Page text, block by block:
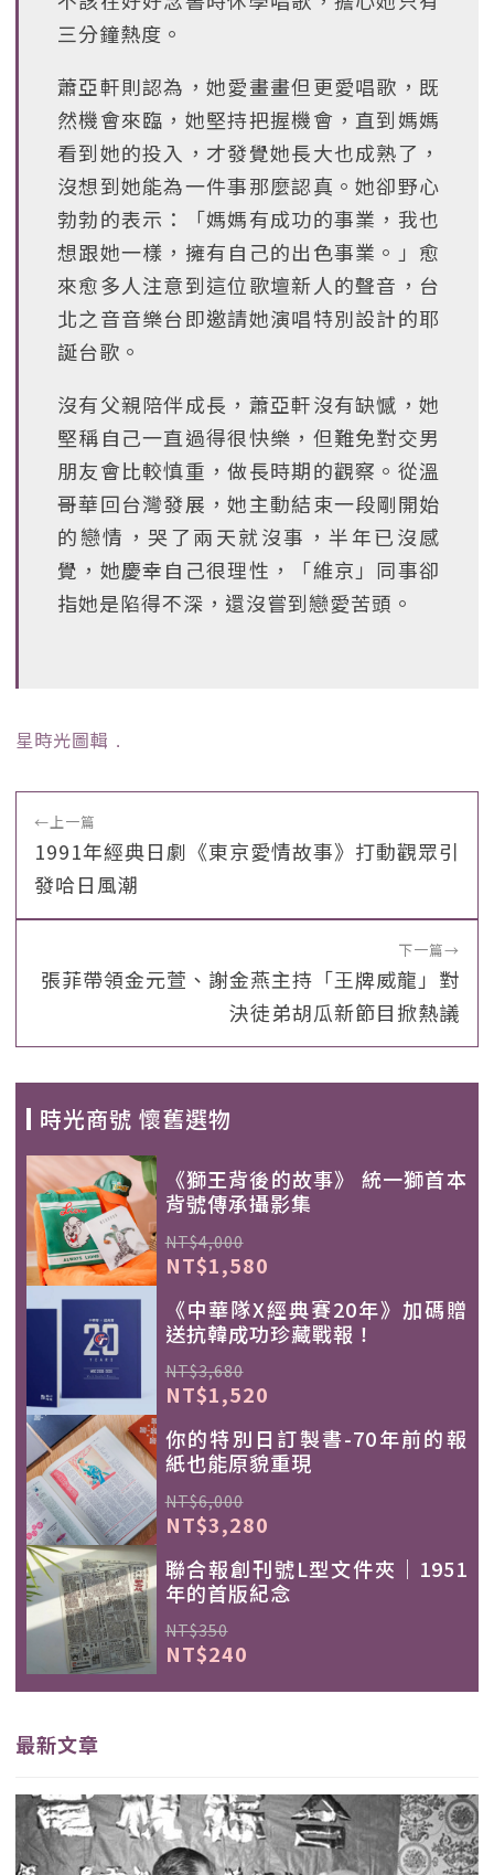
三分鐘熱度。
蕭亞軒則認為，她愛畫畫但更愛唱歌，既
然機會來臨，她堅持把握機會，直到媽媽
看到她的投入，才發覺她長大也成熟了，
沒想到她能為一件事那麼認真。她卻野心
勃勃的表示：「媽媽有成功的事業，我也
想跟她一樣，擁有自己的出色事業。」愈
來愈多人注意到這位歌壇新人的聲音，台
北之音音樂台即邀請她演唱特別設計的耶
誕台歌。
沒有父親陪伴成長，蕭亞軒沒有缺憾，她
堅稱自己一直過得很快樂，但難免對交男
朋友會比較慎重，做長時期的觀察。從溫
哥華回台灣發展，她主動結束一段剛開始
的戀情，哭了兩天就沒事，半年已沒感
覺，她慶幸自己很理性，「維京」同事卻
指她是陷得不深，還沒嘗到戀愛苦頭。
星時光圖輯 ﹒
←上一篇
1991年經典日劇《東京愛情故事》打動觀眾引
發哈日風潮
下一篇→
張菲帶領金元萱、謝金燕主持「王牌威龍」對
決徒弟胡瓜新節目掀熱議
時光商號 懷舊選物
《獅王背後的故事》 統一獅首本
背號傳承攝影集
NT$4,000
NT$1,580
《中華隊X經典賽20年》加碼贈
送抗韓成功珍藏戰報！
NT$3,680
NT$1,520
你的特別日訂製書-70年前的報
紙也能原貌重現
NT$6,000
NT$3,280
聯合報創刊號L型文件夾｜1951
年的首版紀念
NT$350
NT$240
最新文章